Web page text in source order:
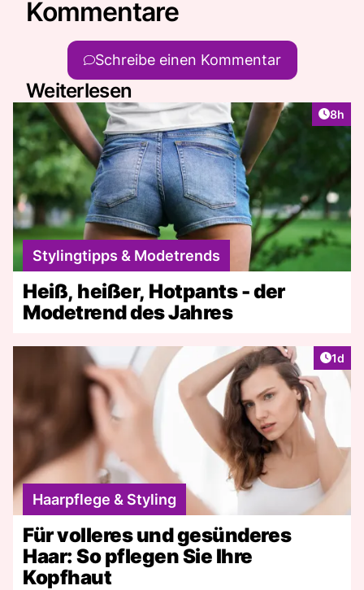
Kommentare
Schreibe einen Kommentar
Weiterlesen
8h
Stylingtipps & Modetrends
Heiß, heißer, Hotpants - der
Modetrend des Jahres
1d
Haarpflege & Styling
Für volleres und gesünderes
Haar: So pflegen Sie Ihre
Kopfhaut